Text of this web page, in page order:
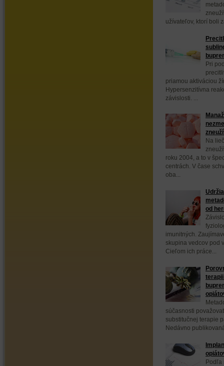
užívateľov, ktorí boli
Pri
priamou aktiváciou
Hypersenzitívna
závislosti. ...
Na
roku 2004, a to v
centrách. V čase
oba...
od
imunitných.
skupina vedcov pod
Cieľom ich práce...
súčasnosti
substitučnej terapie
Nedávno
Podľa